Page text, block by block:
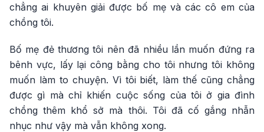
chẳng ai khuyên giải được bố mẹ và các cô em của
chồng tôi.
Bố mẹ đẻ thương tôi nên đã nhiều lần muốn đứng ra
bênh vực, lấy lại công bằng cho tôi nhưng tôi không
muốn làm to chuyện. Vì tôi biết, làm thế cũng chẳng
được gì mà chỉ khiến cuộc sống của tôi ở gia đình
chồng thêm khổ sở mà thôi. Tôi đã cố gắng nhẫn
nhục như vậy mà vẫn không xong.